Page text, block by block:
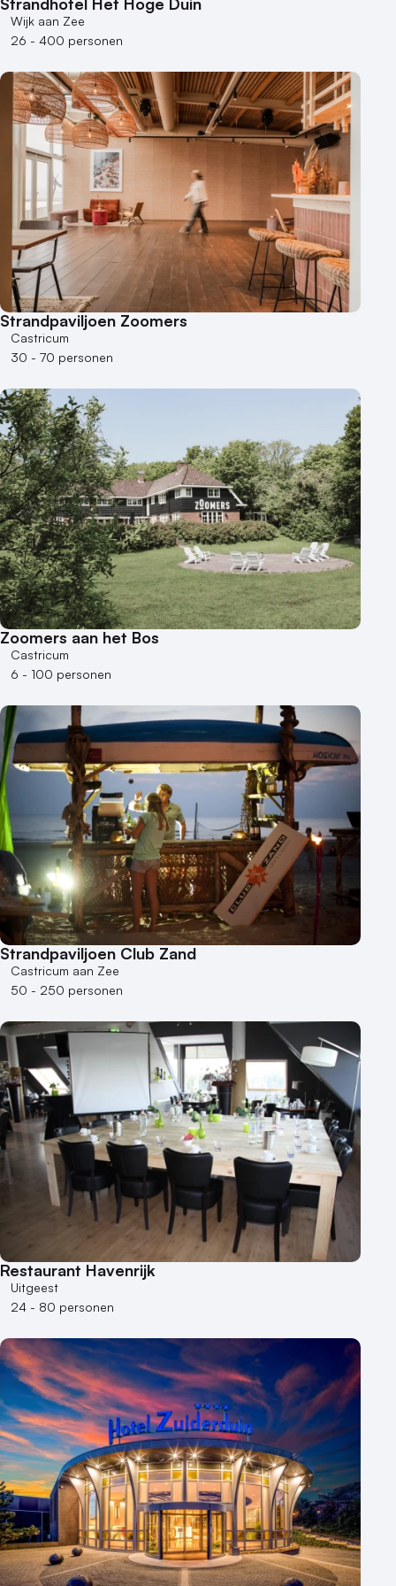
Varende locatie
Wijk aan Zee
26 - 400 personen
Strandpaviljoen Zoomers
Castricum
30 - 70 personen
Zoomers aan het Bos
Castricum
6 - 100 personen
Strandpaviljoen Club Zand
Castricum aan Zee
50 - 250 personen
Restaurant Havenrijk
Uitgeest
24 - 80 personen